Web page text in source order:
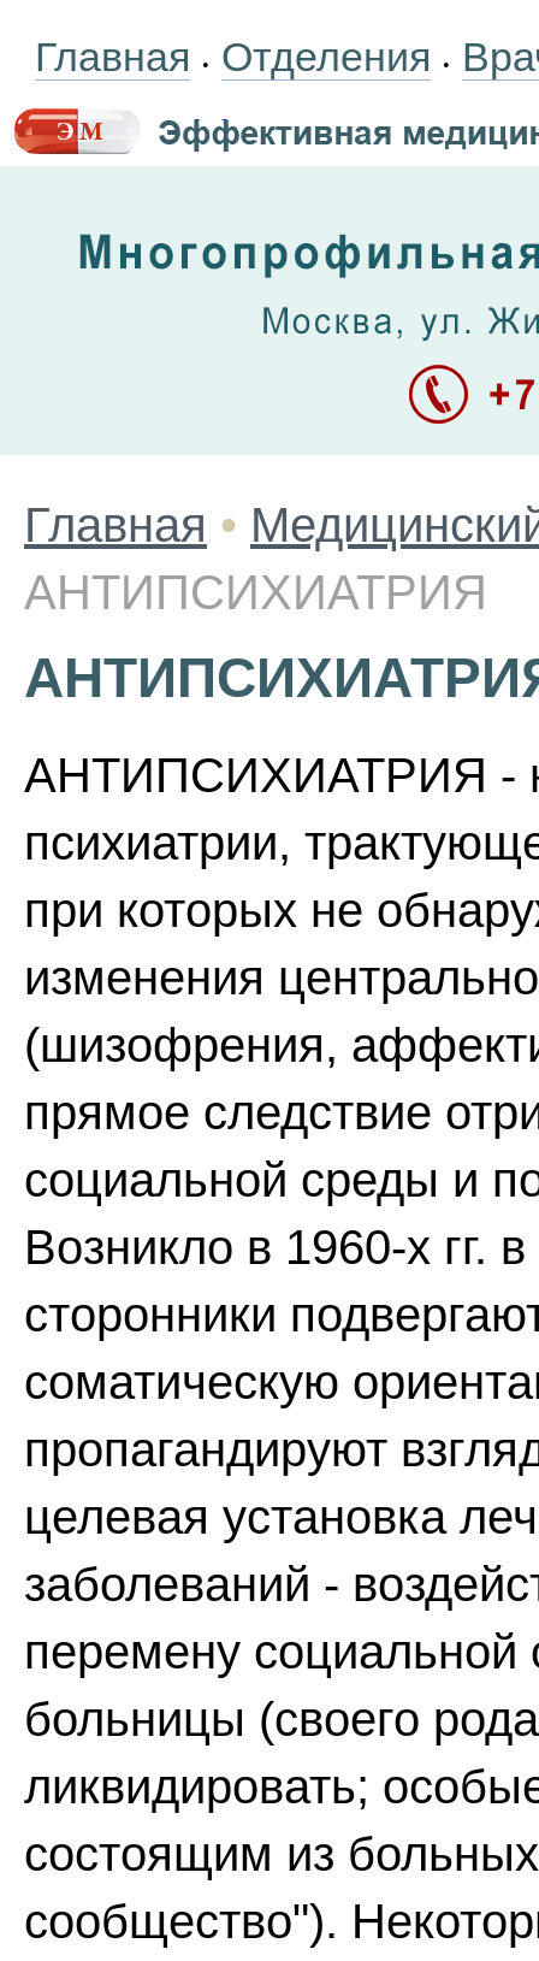
Главная • Отделения •
Главная •
АНТИПСИХИАТРИЯ
АНТИПСИХИАТРИЯ -
психиатрии,
при которых не
изменения
(шизофрения,
прямое следствие
социальной среды и
Возникло в 1960-х гг.
сторонники
соматическую
пропагандируют
целевая установка
заболеваний -
перемену социальной
больницы (своего
ликвидировать;
состоящим из
сообщество").